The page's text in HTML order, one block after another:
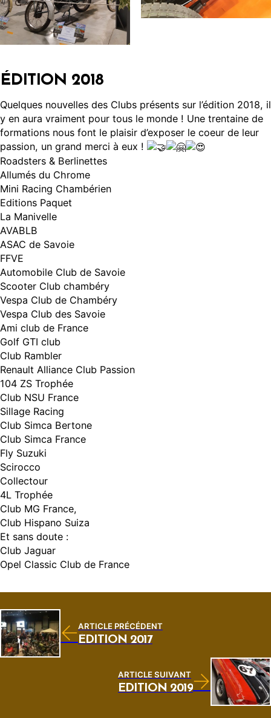
ÉDITION 2018
Quelques nouvelles des Clubs présents sur l’édition 2018, il
y en aura vraiment pour tous le monde ! Une trentaine de
formations nous font le plaisir d’exposer le coeur de leur
passion, un grand merci à eux !
Roadsters & Berlinettes
Allumés du Chrome
Mini Racing Chambérien
Editions Paquet
La Manivelle
AVABLB
ASAC de Savoie
FFVE
Automobile Club de Savoie
Scooter Club chambéry
Vespa Club de Chambéry
Vespa Club des Savoie
Ami club de France
Golf GTI club
Club Rambler
Renault Alliance Club Passion
104 ZS Trophée
Club NSU France
Sillage Racing
Club Simca Bertone
Club Simca France
Fly Suzuki
Scirocco
Collectour
4L Trophée
Club MG France,
Club Hispano Suiza
Et sans doute :
Club Jaguar
Opel Classic Club de France
ARTICLE PRÉCÉDENT
ÉDITION 2017
ARTICLE SUIVANT
ÉDITION 2019